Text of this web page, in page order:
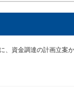
客様
客様
のお客様
のお客様
資金調達の計画立